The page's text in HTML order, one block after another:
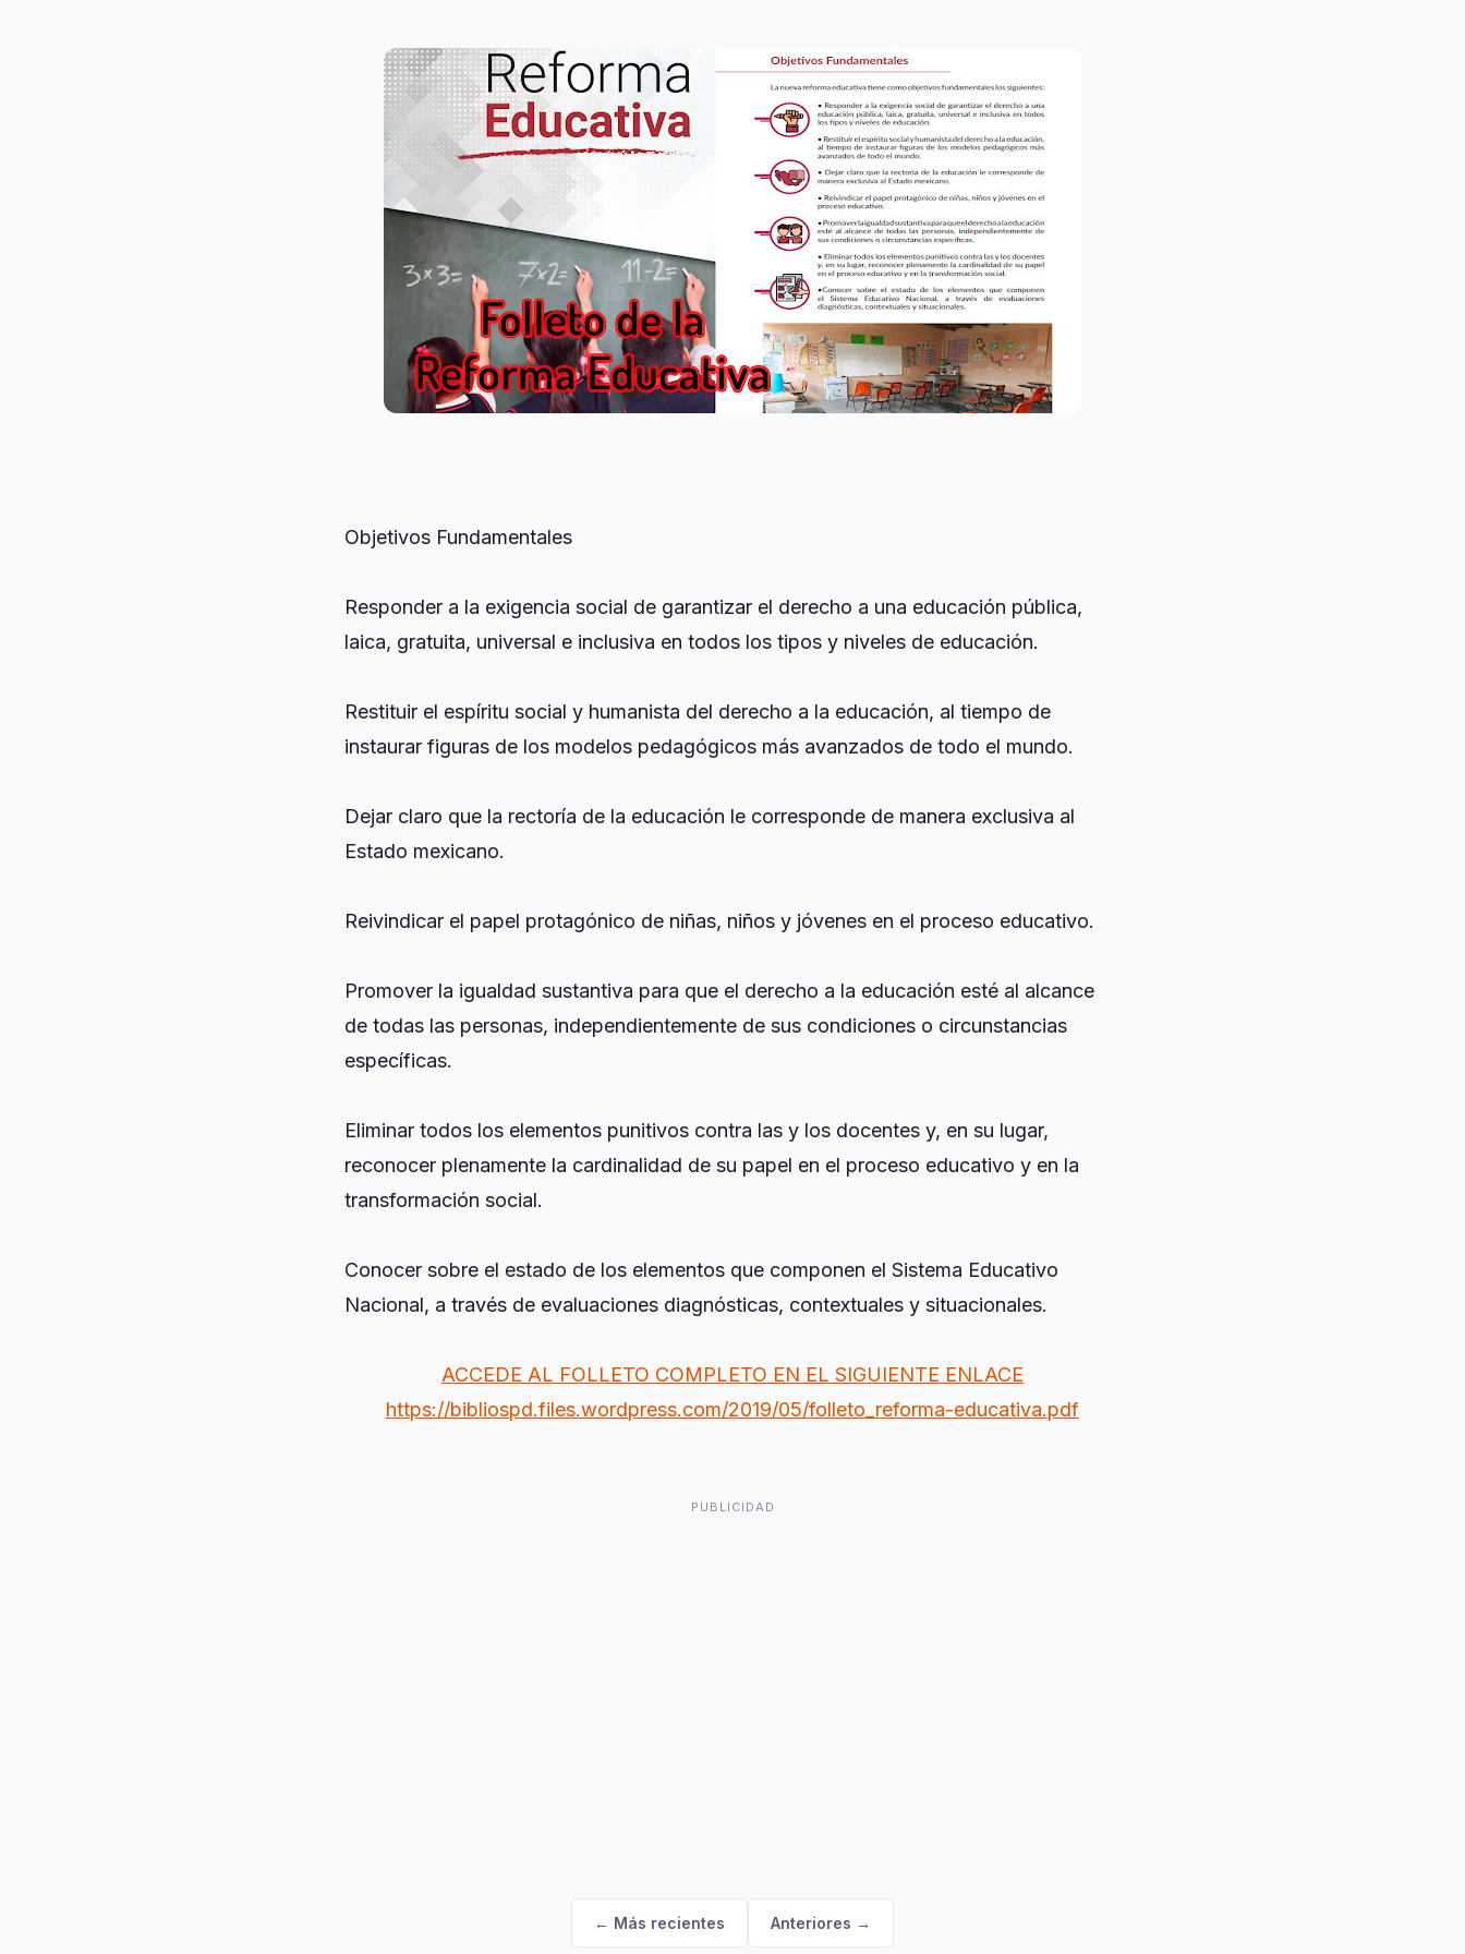
Objetivos Fundamentales
Responder a la exigencia social de garantizar el derecho a una educación pública,
laica, gratuita, universal e inclusiva en todos los tipos y niveles de educación.
Restituir el espíritu social y humanista del derecho a la educación, al tiempo de
instaurar figuras de los modelos pedagógicos más avanzados de todo el mundo.
Dejar claro que la rectoría de la educación le corresponde de manera exclusiva al
Estado mexicano.
Reivindicar el papel protagónico de niñas, niños y jóvenes en el proceso educativo.
Promover la igualdad sustantiva para que el derecho a la educación esté al alcance
de todas las personas, independientemente de sus condiciones o circunstancias
específicas.
Eliminar todos los elementos punitivos contra las y los docentes y, en su lugar,
reconocer plenamente la cardinalidad de su papel en el proceso educativo y en la
transformación social.
Conocer sobre el estado de los elementos que componen el Sistema Educativo
Nacional, a través de evaluaciones diagnósticas, contextuales y situacionales.
ACCEDE AL FOLLETO COMPLETO EN EL SIGUIENTE ENLACE
https://bibliospd.files.wordpress.com/2019/05/folleto_reforma-educativa.pdf
PUBLICIDAD
← Más recientes Anteriores →